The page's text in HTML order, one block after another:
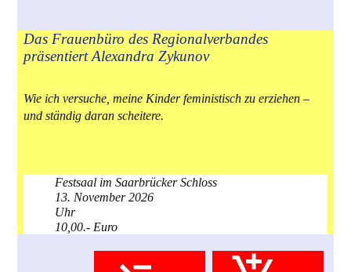
Das Frauenbüro des Regionalverbandes
präsentiert Alexandra Zykunov
Wie ich versuche, meine Kinder feministisch zu erziehen –
und ständig daran scheitere.
Festsaal im Saarbrücker Schloss
13. November 2026
Uhr
10,00.- Euro